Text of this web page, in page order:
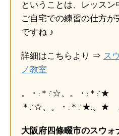
ということは、レッスン
ご自宅での練習の仕方
ですね ♪
詳細はこちらより ⇒ ス
ノ教室
。・:＊:`☆、。・:
＊:`☆、。・:＊:`★:、★
大阪府四條畷市のスウォ